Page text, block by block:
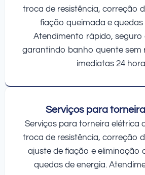
troca de resistência, correção
fiação queimada e quedas
Atendimento rápido, seguro
garantindo banho quente sem
imediatas 24
Serviços para
Serviços para torneira elétrica
troca de resistência, correção
ajuste de fiação e eliminação
quedas de energia.